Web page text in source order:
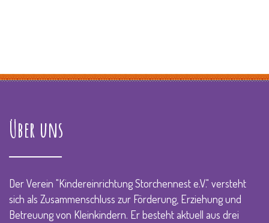
Über uns
Der Verein "Kindereinrichtung Storchennest e.V." versteht
sich als Zusammenschluss zur Förderung, Erziehung und
Betreuung von Kleinkindern. Er besteht aktuell aus drei